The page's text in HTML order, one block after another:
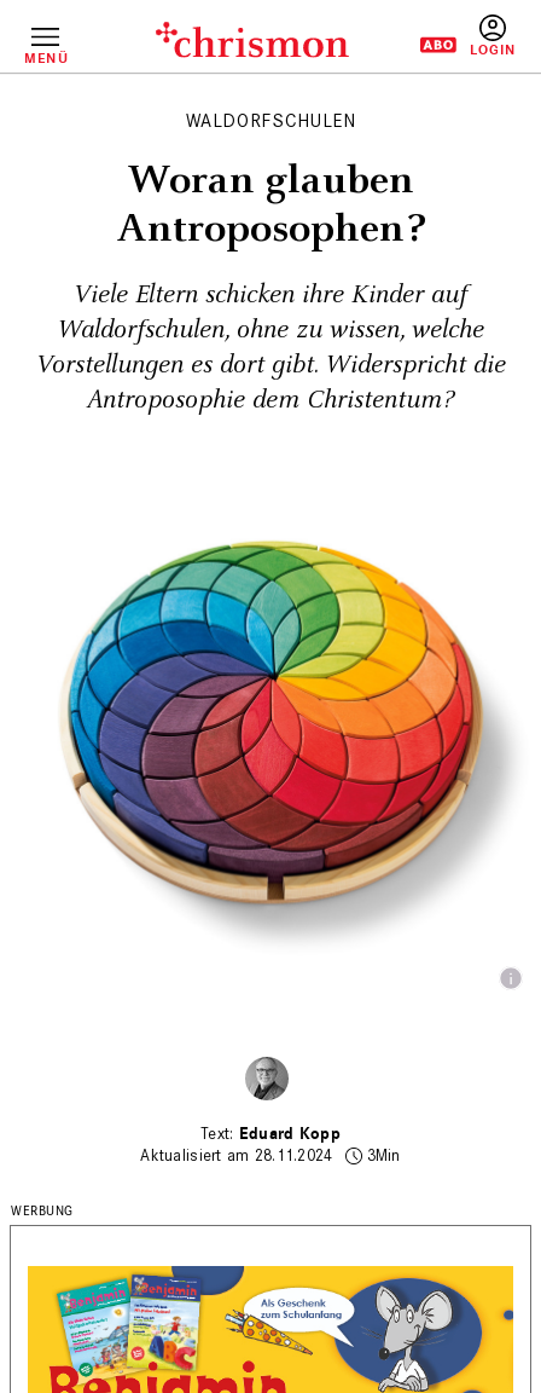
InhaltMENÜ
WALDORFSCHULEN
Woran glauben
Antroposophen?
Viele Eltern schicken ihre Kinder auf
Waldorfschulen, ohne zu wissen, welche
Vorstellungen es dort gibt. Widerspricht die
Antroposophie dem Christentum?
Eduard Kopp
Aktualisiert am 28.11.2024
3Min